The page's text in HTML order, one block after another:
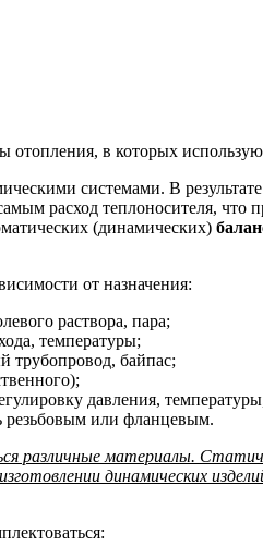
отопления, в которых
системами. В
расход теплоносителя,
(динамических)
от назначения:
раствора, пара;
температуры;
трубопровод, байпас;
давления,
резьбовым или фланцевым.
различные материалы.
динамических